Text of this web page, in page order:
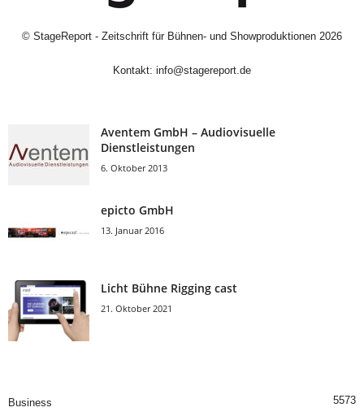
© StageReport - Zeitschrift für Bühnen- und Showproduktionen 2026
Kontakt: info@stagereport.de
Aventem GmbH – Audiovisuelle
Dienstleistungen
6. Oktober 2013
epicto GmbH
13. Januar 2016
Licht Bühne Rigging cast
21. Oktober 2021
Business 5573